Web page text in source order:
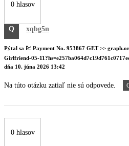
0 hlasov
Q xqbg5n
Pýtal sa 💹 Payment No. 953867 GET >>
Girlfriend-05-
dňa 10. júna 2026 13:42
Na túto otázku zatiaľ nie sú odpovede.
0 hlasov